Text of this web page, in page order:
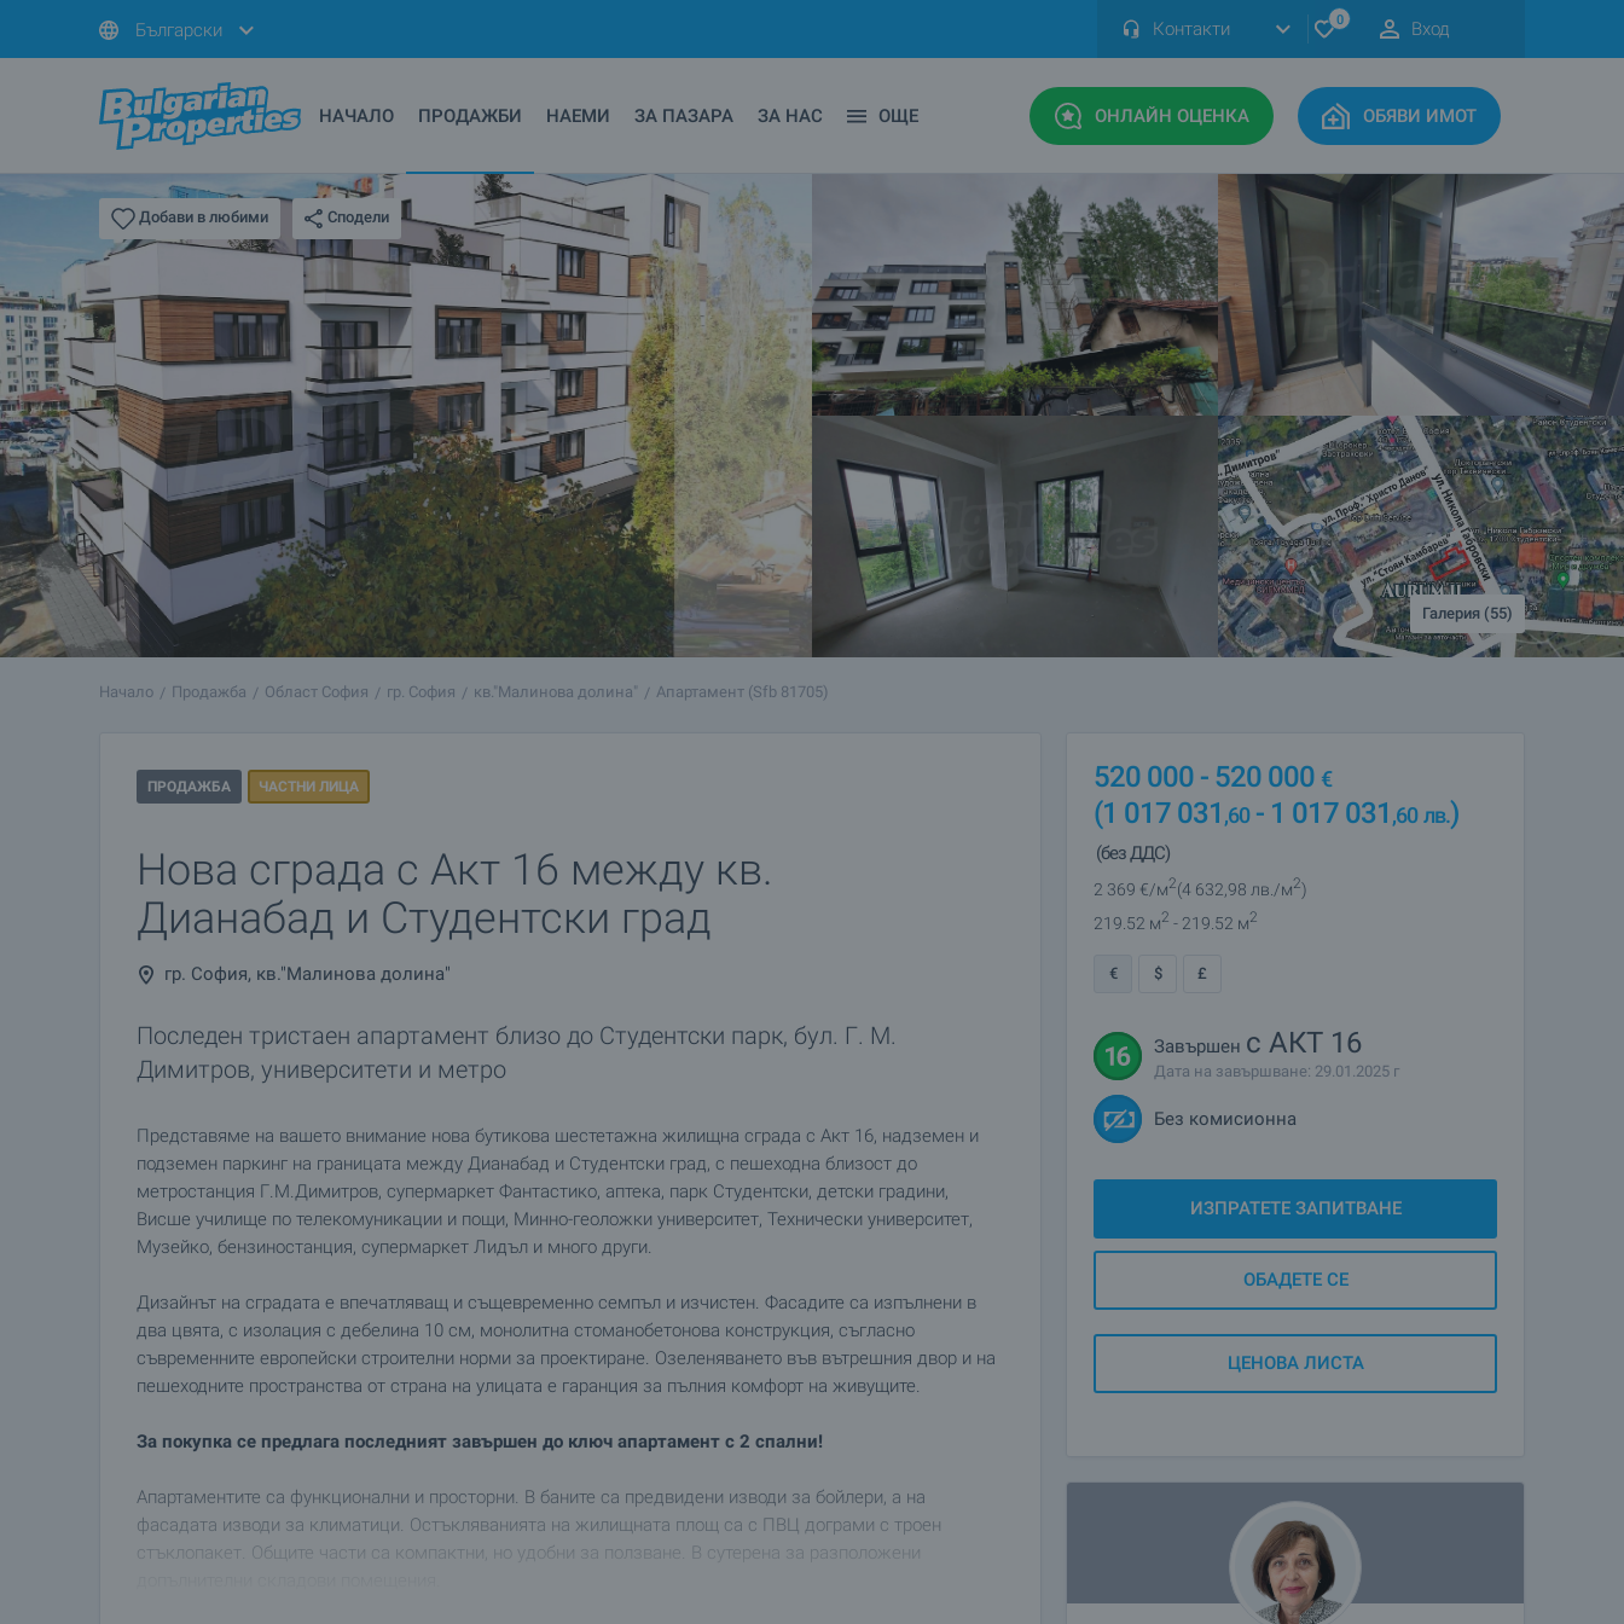
Български Контакти 0 Вход
НАЧАЛО ПРОДАЖБИ НАЕМИ ЗА ПАЗАРА ЗА НАС ОЩЕ ОНЛАЙН ОЦЕНКА ОБЯВИ ИМОТ
Добави в любими Сподели
Галерия (55)
Начало Продажба Област София гр. София кв."Малинова долина" Апартамент (Sfb 81705)
ПРОДАЖБА ЧАСТНИ ЛИЦА
Нова сграда с Акт 16 между кв.
Дианабад и Студентски град
гр. София, кв."Малинова долина"
Последен тристаен апартамент близо до Студентски парк, бул. Г. М.
Димитров, университети и метро
Представяме на вашето внимание нова бутикова шестетажна жилищна сграда с Акт 16, надземен и
подземен паркинг на границата между Дианабад и Студентски град, с пешеходна близост до
метростанция Г.М.Димитров, супермаркет Фантастико, аптека, парк Студентски, детски градини,
Висше училище по телекомуникации и пощи, Минно-геоложки университет, Технически университет,
Музейко, бензиностанция, супермаркет Лидъл и много други.
Дизайнът на сградата е впечатляващ и същевременно семпъл и изчистен. Фасадите са изпълнени в
два цвята, с изолация с дебелина 10 см, монолитна стоманобетонова конструкция, съгласно
съвременните европейски строителни норми за проектиране. Озеленяването във вътрешния двор и на
пешеходните пространства от страна на улицата е гаранция за пълния комфорт на живущите.
За покупка се предлага последният завършен до ключ апартамент с 2 спални!
Апартаментите са функционални и просторни. В баните са предвидени изводи за бойлери, а на
фасадата изводи за климатици. Остъкляванията на жилищната площ са с ПВЦ дограми с троен
стъклопакет. Общите части са компактни, но удобни за ползване. В сутерена за разположени
520 000 - 520 000 €
(1 017 031 ,60 - 1 017 031 ,60 лв.)
(без ДДС)
2 369 €/м2(4 632 ,98 лв./м2)
219.52 м2 - 219.52 м2
€ $ £
Завършен с АКТ 16
Дата на завършване: 29.01.2025 г
Без комисионна
ИЗПРАТЕТЕ ЗАПИТВАНЕ
ОБАДЕТЕ СЕ
ЦЕНОВА ЛИСТА